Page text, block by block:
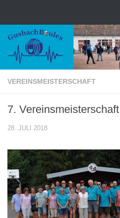
VEREINSMEISTERSCHAFT
7.
28. JULI 2018